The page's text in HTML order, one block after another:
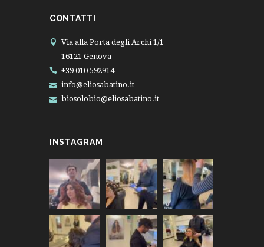
CONTATTI
Via alla Porta degli Archi 1/1
16121 Genova
+39 010 592914
info@eliosabatino.it
biosolobio@eliosabatino.it
INSTAGRAM